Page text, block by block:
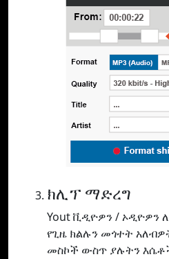
ክሊፕ ማድረግ
Yout ቪዲዮዎን / ኦዲዮዎን
የጊዜ ክልሉን መጎተት
መስኮች ውስጥ ያሉትን